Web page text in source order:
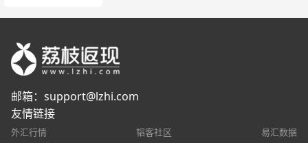
邮箱： support@lzhi.com
友情链接
外汇行情 韬客社区 易汇数据